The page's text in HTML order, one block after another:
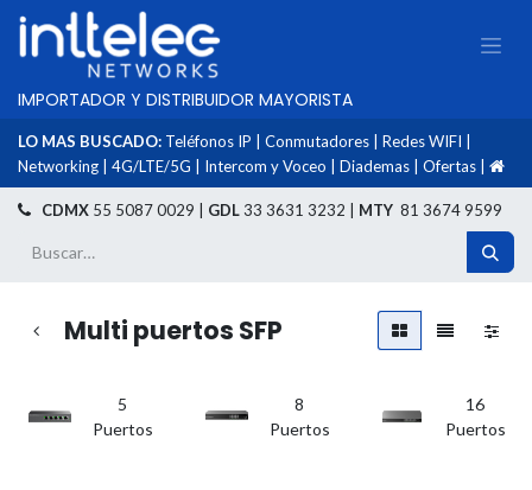
IMPORTADOR Y DISTRIBUIDOR MAYORISTA
LO MAS BUSCADO: Teléfonos IP Conmutadores Redes WIFI
Networking
4G/LTE/5G Intercom y Voceo Diademas Ofertas
CDMX 55 5087 0029 | GDL33 3631 3232 | MTY 81 3674 9599
Multi puertos SFP
5
Puertos
8
Puertos
16
Puertos